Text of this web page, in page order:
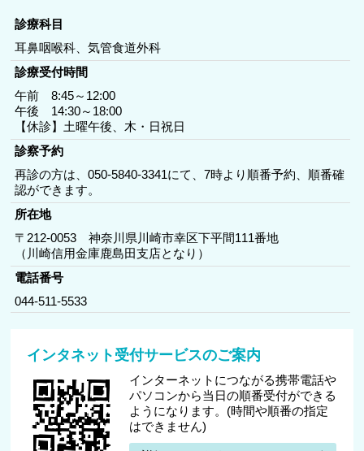
診療科目
耳鼻咽喉科、気管食道外科
診療受付時間
午前 8:45～12:00
午後 14:30～18:00
【休診】土曜午後、木・日祝日
診察予約
再診の方は、050-5840-3341にて、7時より順番予約、順番確
認ができます。
所在地
〒212-0053 神奈川県川崎市幸区下平間111番地
（川崎信用金庫鹿島田支店となり）
電話番号
044-511-5533
インタネット受付サービスのご案内
インターネットにつながる携帯電話や
パソコンから当日の順番受付ができる
ようになります。(時間や順番の指定
はできません)